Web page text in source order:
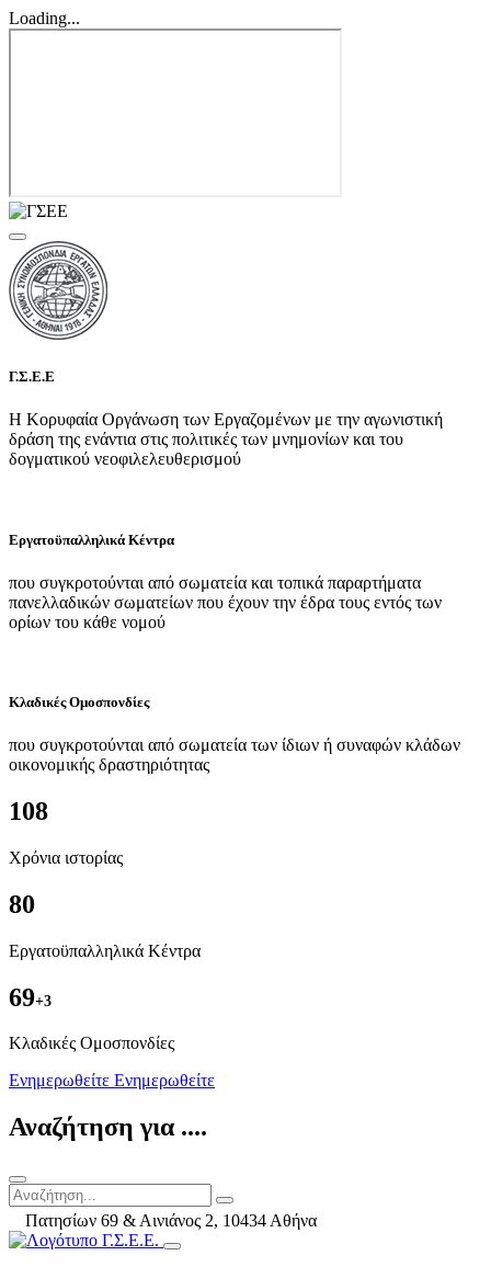
Loading...
Γ.Σ.Ε.Ε
Η Κορυφαία Οργάνωση των Εργαζομένων με την αγωνιστική
δράση της ενάντια στις πολιτικές των μνημονίων και του
δογματικού νεοφιλελευθερισμού
Εργατοϋπαλληλικά Κέντρα
που συγκροτούνται από σωματεία και τοπικά παραρτήματα
πανελλαδικών σωματείων που έχουν την έδρα τους εντός των
ορίων του κάθε νομού
Κλαδικές Ομοσπονδίες
που συγκροτούνται από σωματεία των ίδιων ή συναφών κλάδων
οικονομικής δραστηριότητας
108
Χρόνια ιστορίας
80
Εργατοϋπαλληλικά Κέντρα
69+3
Kλαδικές Ομοσπονδίες
Ενημερωθείτε Ενημερωθείτε
Αναζήτηση για ....
Πατησίων 69 & Αινιάνος 2, 10434 Αθήνα